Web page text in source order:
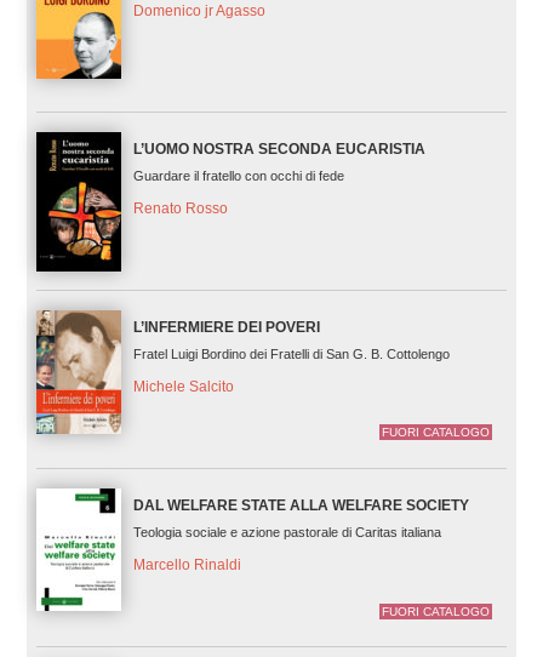
Domenico jr Agasso
L’UOMO NOSTRA SECONDA EUCARISTIA
Guardare il fratello con occhi di fede
Renato Rosso
L’INFERMIERE DEI POVERI
Fratel Luigi Bordino dei Fratelli di San G. B. Cottolengo
Michele Salcito
FUORI CATALOGO
DAL WELFARE STATE ALLA WELFARE SOCIETY
Teologia sociale e azione pastorale di Caritas italiana
Marcello Rinaldi
FUORI CATALOGO